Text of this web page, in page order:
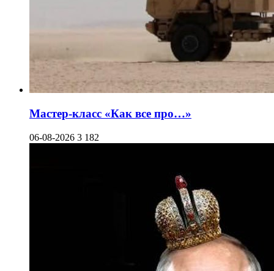
Мастер-класс «Как все про…»
06-08-2026 3 182